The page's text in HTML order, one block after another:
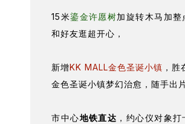
15米鎏金许愿树加旋转木马加整
和好友逛超开心，
新增KK MALL金色圣诞小镇 ，胜
金色圣诞小镇梦幻治愈，随手出
市中心地铁直达 ，约心仪对象